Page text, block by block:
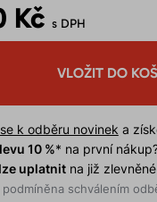
Kč s DPH
VLOŽIT DO
k odběru novinek a
10 %* na první
uplatnitna již
podmíněna schválením